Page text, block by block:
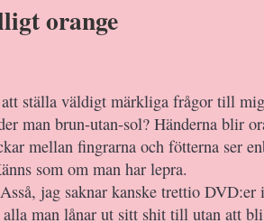
orange
ställa väldigt märkliga frågor till
man brun-utan-sol? Händerna blir
mellan fingrarna och fötterna ser
som om man har lepra.
jag saknar kanske trettio
alla man lånar ut sitt shit till utan att